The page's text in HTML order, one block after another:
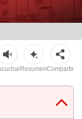
ResumenCompartir